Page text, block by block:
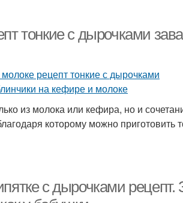
тонкие с дырочками
из молока или кефира, но и
которому можно приготовить
с дырочками